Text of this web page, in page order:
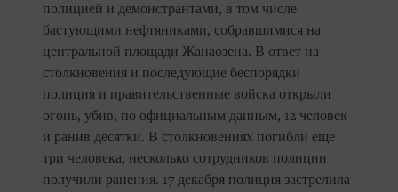
полицией и демонстрантами, в том числе
бастующими нефтяниками, собравшимися на
центральной площади Жанаозена. В ответ на
столкновения и последующие беспорядки
полиция и правительственные войска открыли
огонь, убив, по официальным данным, 12 человек
и ранив десятки. В столкновениях погибли еще
три человека, несколько сотрудников полиции
получили ранения. 17 декабря полиция застрелила